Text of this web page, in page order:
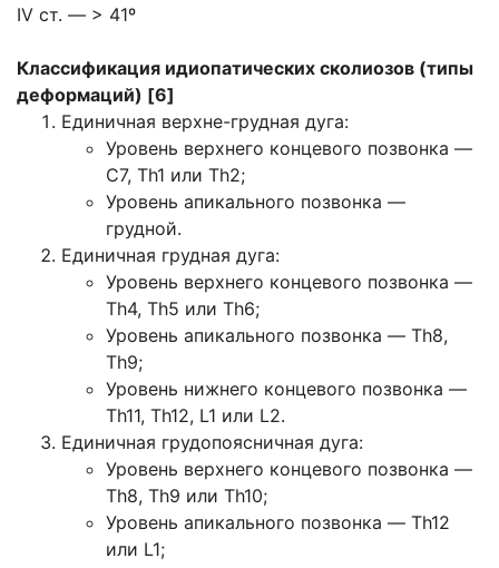
IV ст. — > 41º
Классификация идиопатических сколиозов (типы
деформаций) [6]
Единичная верхне-грудная дуга:
Уровень верхнего концевого позвонка —
C7, Th1 или Th2;
Уровень апикального позвонка —
грудной.
Единичная грудная дуга:
Уровень верхнего концевого позвонка —
Th4, Th5 или Th6;
Уровень апикального позвонка — Th8,
Th9;
Уровень нижнего концевого позвонка —
Th11, Th12, L1 или L2.
Единичная грудопоясничная дуга:
Уровень верхнего концевого позвонка —
Th8, Th9 или Th10;
Уровень апикального позвонка — Th12
или L1;